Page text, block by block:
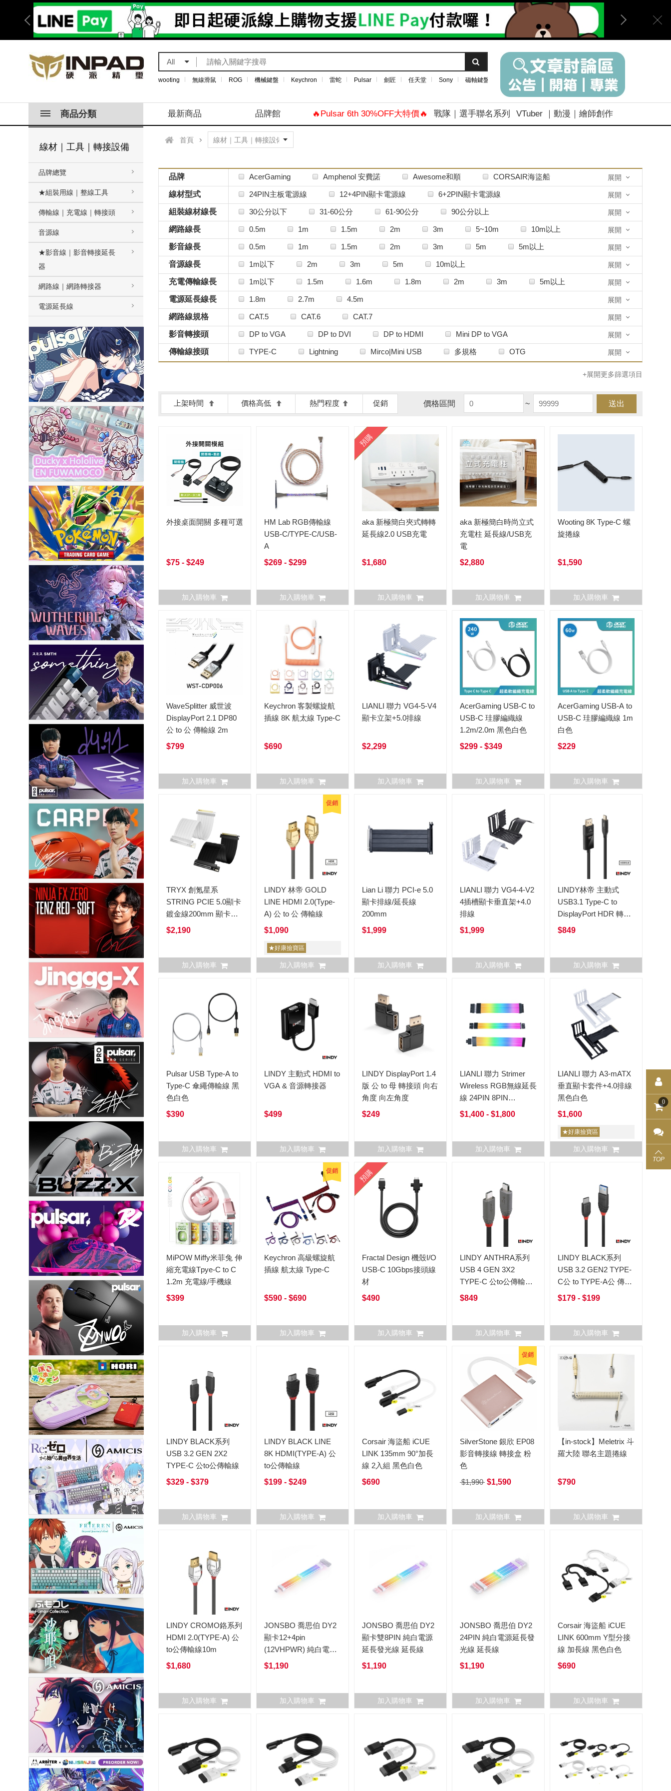
All
wooting 無線滑鼠 ROG 機械鍵盤 Keychron 雷蛇 Pulsar 劍匠 任天堂 Sony 磁軸鍵盤
商品分類 最新商品 品牌館 🔥Pulsar 6th 30%OFF大特價🔥 戰隊｜選手聯名系列 VTuber ｜動漫｜繪師創作
線材｜工具｜轉接設備
品牌總覽
★組裝用線｜整線工具
傳輸線｜充電線｜轉接頭
音源線
★影音線｜影音轉接延長
器
網路線｜網路轉接器
電源延長線
首頁
品牌 AcerGaming Amphenol 安費諾 Awesome和順
CORSAIR海盜船
CoolerMaster 酷碼
Ducky Fractal Design Glorious
HyperX
JONSBO 喬思伯 Keychron LINDY 林帝
MJ cable
Meletrix MiPOW NZXT OTHER其他
Pulsar
RAIJINTEK
SilverStone 銀欣 TRYX 創氪星系
Thermaltake 曜越
WaveSplitter威世波
Wooting aka
展開
線材型式 24PIN主板電源線 12+4PIN顯卡電源線
6+2PIN顯卡電源線
4+4PIN CPU電源線
風扇｜燈光延長轉接線
SATA|SAS線
SATA電源轉接線
其他主機用線材 傳輸充電線 音源線
視訊線
網路線
電源延長線
展開
組裝線材線長 30公分以下 31-60公分 61-90公分 90公分以上 展開
網路線長 0.5m 1m 1.5m 2m 3m 5~10m 10m以上 展開
影音線長 0.5m 1m 1.5m 2m 3m 5m 5m以上 展開
音源線長 1m以下 2m 3m 5m 10m以上 展開
充電傳輸線長 1m以下 1.5m 1.6m 1.8m 2m 3m 5m以上 展開
電源延長線長 1.8m 2.7m 4.5m 展開
網路線規格 CAT.5 CAT.6 CAT.7 展開
影音轉接頭 DP to VGA DP to DVI DP to HDMI
Mini DP to VGA
Mini DP to DVI
Mini DP to HDMI
HDMI to VGA A-TYPE
展開
傳輸線接頭 TYPE-C Lightning Mirco|Mini USB 多規格 OTG 展開
+展開更多篩選項目
上架時間 價格高低 熱門程度 促銷 價格區間 ~ 送出
外接桌面開關 多種可選
$75 - $249
加入購物車
HM Lab RGB傳輸線
USB-C/TYPE-C/USB-
A
$269 - $299
加入購物車
預購
aka 新極簡白夾式轉轉
延長線2.0 USB充電
$1,680
加入購物車
aka 新極簡白時尚立式
充電柱 延長線/USB充
電
$2,880
加入購物車
Wooting 8K Type-C 螺
旋捲線
$1,590
加入購物車
WaveSplitter 威世波
DisplayPort 2.1 DP80
公 to 公 傳輸線 2m
$799
加入購物車
Keychron 客製螺旋航
插線 8K 航太線 Type-C
$690
加入購物車
LIANLI 聯力 VG4-5-V4
顯卡立架+5.0排線
$2,299
加入購物車
AcerGaming USB-C to
USB-C 珪膠編織線
1.2m/2.0m 黑色白色
$299 - $349
加入購物車
AcerGaming USB-A to
USB-C 珪膠編織線 1m
白色
$229
加入購物車
TRYX 創氪星系
STRING PCIE 5.0顯卡
鍍金線200mm 顯卡排
線/延長線
$2,190
加入購物車
促銷
LINDY 林帝 GOLD
LINE HDMI 2.0(Type-
A) 公 to 公 傳輸線
$1,090
★好康撿寶區
加入購物車
Lian Li 聯力 PCI-e 5.0
顯卡排線/延長線
200mm
$1,999
加入購物車
LIANLI 聯力 VG4-4-V2
4插槽顯卡垂直架+4.0
排線
$1,999
加入購物車
LINDY林帝 主動式
USB3.1 Type-C to
DisplayPort HDR 轉接
線
$849
加入購物車
Pulsar USB Type-A to
Type-C 傘繩傳輸線 黑
色白色
$390
加入購物車
LINDY 主動式 HDMI to
VGA & 音源轉接器
$499
加入購物車
LINDY DisplayPort 1.4
版 公 to 母 轉接頭 向右
角度 向左角度
$249
加入購物車
LIANLI 聯力 Strimer
Wireless RGB無線延長
線 24PIN 8PIN
12VHPWR
$1,400 - $1,800
加入購物車
LIANLI 聯力 A3-mATX
垂直顯卡套件+4.0排線
黑色白色
$1,600
★好康撿寶區
加入購物車
MiPOW Miffy米菲兔 伸
縮充電線Tpye-C to C
1.2m 充電線/手機線
$399
加入購物車
促銷
Keychron 高級螺旋航
插線 航太線 Type-C
$590 - $690
加入購物車
預購
Fractal Design 機殼I/O
USB-C 10Gbps接頭線
材
$490
加入購物車
LINDY ANTHRA系列
USB 4 GEN 3X2
TYPE-C 公to公傳輸線
+PD智能電流晶片
$849
加入購物車
LINDY BLACK系列
USB 3.2 GEN2 TYPE-
C公 to TYPE-A公 傳輸
線
$179 - $199
加入購物車
LINDY BLACK系列
USB 3.2 GEN 2X2
TYPE-C 公to公傳輸線
$329 - $379
加入購物車
LINDY BLACK LINE
8K HDMI(TYPE-A) 公
to公傳輸線
$199 - $249
加入購物車
Corsair 海盜船 iCUE
LINK 135mm 90°加長
線 2入組 黑色白色
$690
加入購物車
促銷
SilverStone 銀欣 EP08
影音轉接線 轉接盒 粉
色
$1,990 $1,590
加入購物車
【in-stock】Meletrix 斗
羅大陸 聯名主題捲線
$790
加入購物車
LINDY CROMO鉻系列
HDMI 2.0(TYPE-A) 公
to公傳輸線10m
$1,680
加入購物車
JONSBO 喬思伯 DY2
顯卡12+4pin
(12VHPWR) 純白電源
延長發光線 延長線
$1,190
加入購物車
JONSBO 喬思伯 DY2
顯卡雙8PIN 純白電源
延長發光線 延長線
$1,190
加入購物車
JONSBO 喬思伯 DY2
24PIN 純白電源延長發
光線 延長線
$1,190
加入購物車
Corsair 海盜船 iCUE
LINK 600mm Y型分接
線 加長線 黑色白色
$690
加入購物車
0
TOP